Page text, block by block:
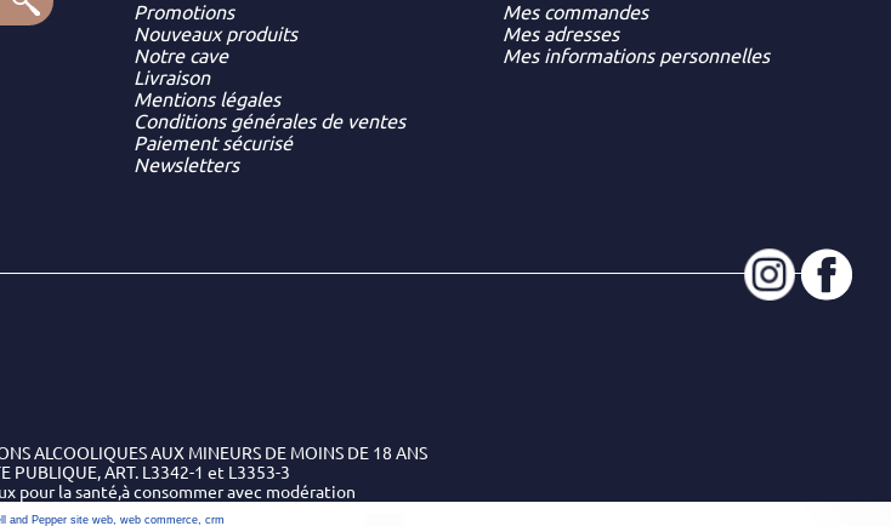
Promotions
Nouveaux produits
Notre cave
Livraison
Mentions légales
Conditions générales de ventes
Paiement sécurisé
Newsletters
Mes commandes
Mes adresses
Mes informations personnelles
ALCOOLIQUES AUX MINEURS DE MOINS DE 18 ANS
PUBLIQUE, ART. L3342-1 et L3353-3
pour la santé,à consommer avec modération
and Pepper site web, web commerce, crm